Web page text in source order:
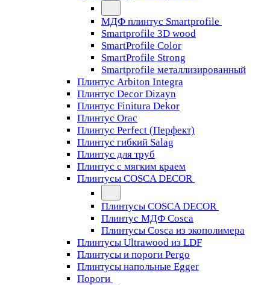
МДФ плинтус Smartprofile
Smartprofile 3D wood
SmartProfile Color
SmartProfile Strong
Smartprofile металлизированный
Плинтус Arbiton Integra
Плинтус Decor Dizayn
Плинтус Finitura Dekor
Плинтус Orac
Плинтус Perfect (Перфект)
Плинтус гибкий Salag
Плинтус для труб
Плинтус с мягким краем
Плинтусы COSCA DECOR
Плинтусы COSCA DECOR
Плинтус МДФ Cosca
Плинтусы Cosca из экополимера
Плинтусы Ultrawood из LDF
Плинтусы и пороги Pergo
Плинтусы напольные Egger
Пороги